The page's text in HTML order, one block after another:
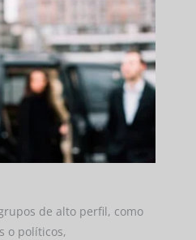
de alto perfil, como
o políticos,